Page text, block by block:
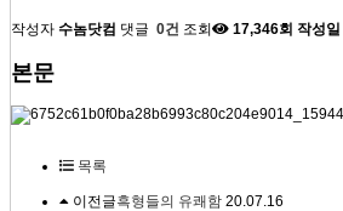
작성자 수놈닷컴 댓글 0건 조회 17,346회 작성일
본문
목록
이전글흑형들의 유쾌함 20.07.16